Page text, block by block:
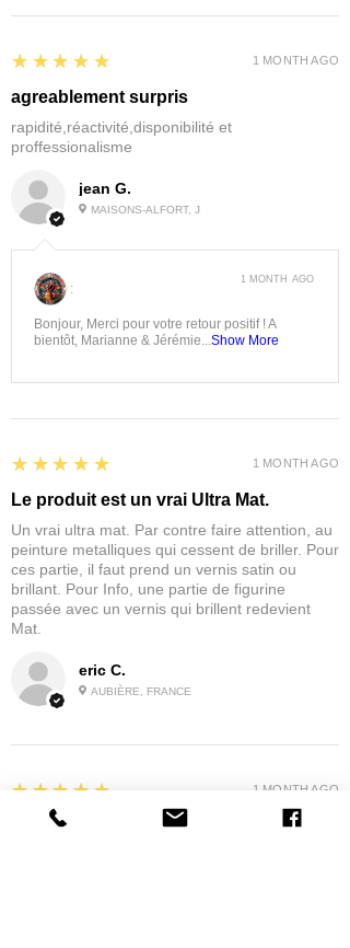
jean G.
MAISONS-ALFORT, J
5
★★★★★
agreablement surpris
rapidité,réactivité,disponibilité et
proffessionalisme
1 MONTH AGO
:
Bonjour, Merci pour votre retour positif ! A
bientôt, Marianne & Jérémie...Show More
1 MONTH AGO
eric C.
AUBIÈRE, FRANCE
5
★★★★★
Le produit est un vrai Ultra Mat.
Un vrai ultra mat. Par contre faire attention, au
peinture metalliques qui cessent de briller. Pour
ces partie, il faut prend un vernis satin ou
brillant. Pour Info, une partie de figurine
passée avec un vernis qui brillent redevient
Mat.
1 MONTH AGO
5
★★★★★
tres bonne
1 MONTH AGO